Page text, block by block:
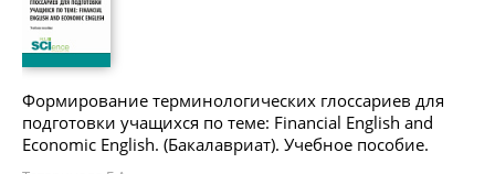
Формирование терминологических глоссариев для
подготовки учащихся по теме: Financial English and
Economic English. (Бакалавриат). Учебное пособие.